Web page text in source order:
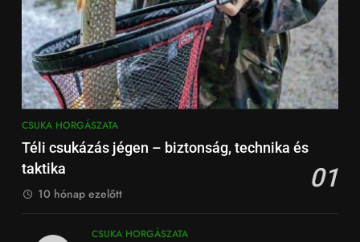
CSUKA HORGÁSZATA
Téli csukázás jégen – biztonság, technika és
taktika
01
10 hónap ezelőtt
CSUKA HORGÁSZATA